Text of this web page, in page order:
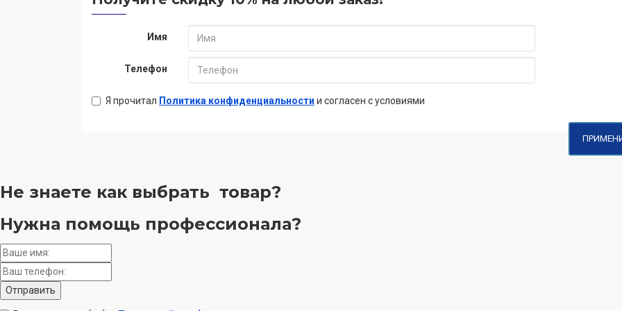
Имя
Телефон
Я прочитал Политика конфиденциальности и согласен с условиями
Не знаете как выбрать товар?
Нужна помощь профессионала?